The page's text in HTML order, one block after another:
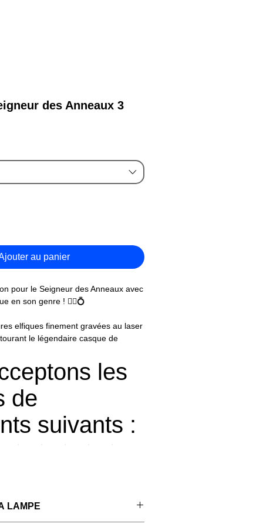
des Anneaux 3
au panier
pour le Seigneur des Anneaux avec
en son genre ! 🧝‍♂️💍
elfiques finement gravées au laser
le légendaire casque de
massif. 🌳✨
majestueuse trônant dans votre
créant une ambiance mystique
Parfait pour les fans et les
les
de
suivants :
LAMPE